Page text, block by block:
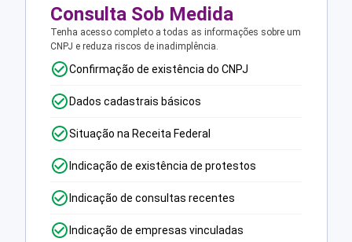
Consulta Sob Medida
Tenha acesso completo a todas as informações sobre um
CNPJ e reduza riscos de inadimplência.
Confirmação de existência do CNPJ
Dados cadastrais básicos
Situação na Receita Federal
Indicação de existência de protestos
Indicação de consultas recentes
Indicação de empresas vinculadas